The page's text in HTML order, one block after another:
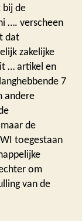
bij de
…. verscheen
dat
zakelijke
… artikel en
7
andere
de
toegestaan
om
van de